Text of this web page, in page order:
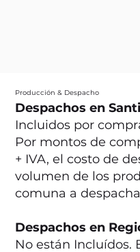
Producción & Despacho
Despachos en
Incluidos por
Por montos de
+ IVA, el costo de
volumen de los
comuna a
Despachos en
No están Incluídos.